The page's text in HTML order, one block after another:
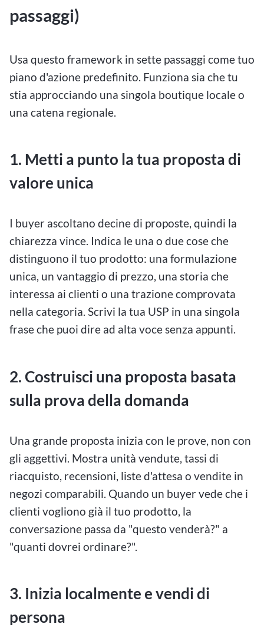
passaggi)
Usa questo framework in sette passaggi come tuo
piano d'azione predefinito. Funziona sia che tu
stia approcciando una singola boutique locale o
una catena regionale.
1. Metti a punto la tua proposta di
valore unica
I buyer ascoltano decine di proposte, quindi la
chiarezza vince. Indica le una o due cose che
distinguono il tuo prodotto: una formulazione
unica, un vantaggio di prezzo, una storia che
interessa ai clienti o una trazione comprovata
nella categoria. Scrivi la tua USP in una singola
frase che puoi dire ad alta voce senza appunti.
2. Costruisci una proposta basata
sulla prova della domanda
Una grande proposta inizia con le prove, non con
gli aggettivi. Mostra unità vendute, tassi di
riacquisto, recensioni, liste d'attesa o vendite in
negozi comparabili. Quando un buyer vede che i
clienti vogliono già il tuo prodotto, la
conversazione passa da "questo venderà?" a
"quanti dovrei ordinare?".
3. Inizia localmente e vendi di
persona